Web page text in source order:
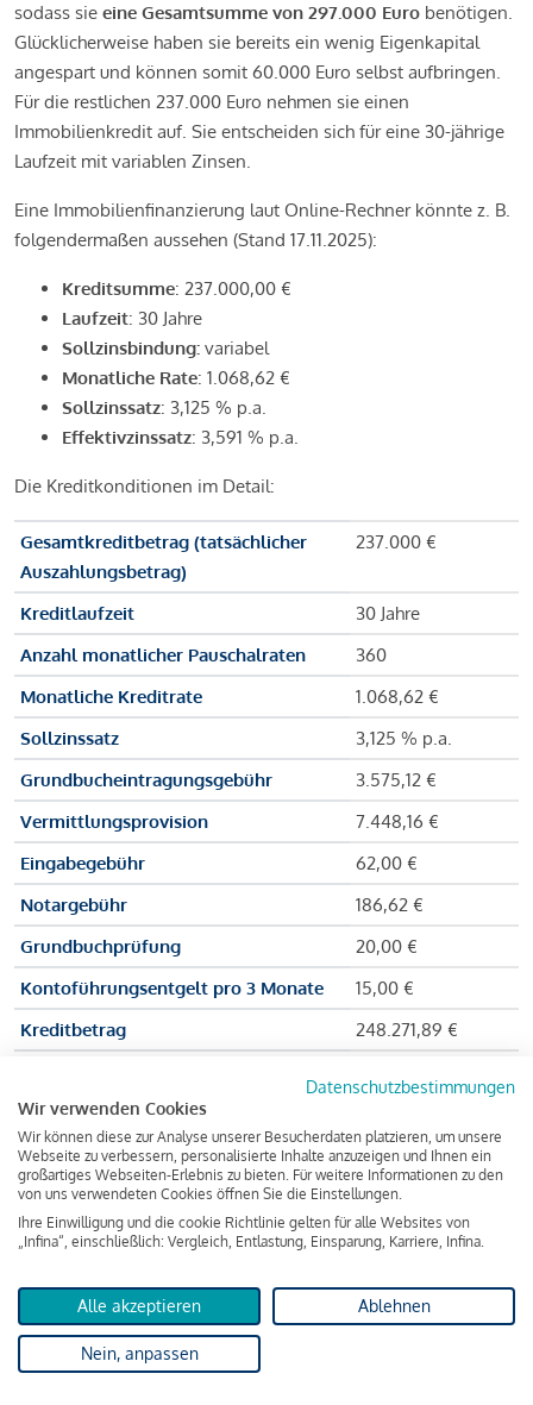
sodass sie eine Gesamtsumme von 297.000 Euro benötigen.
Glücklicherweise haben sie bereits ein wenig Eigenkapital
angespart und können somit 60.000 Euro selbst aufbringen.
Für die restlichen 237.000 Euro nehmen sie einen
Immobilienkredit auf. Sie entscheiden sich für eine 30-jährige
Laufzeit mit variablen Zinsen.
Eine Immobilienfinanzierung laut Online-Rechner könnte z. B.
folgendermaßen aussehen (Stand 17.11.2025):
Kreditsumme: 237.000,00 €
Laufzeit: 30 Jahre
Sollzinsbindung: variabel
Monatliche Rate: 1.068,62 €
Sollzinssatz: 3,125 % p.a.
Effektivzinssatz: 3,591 % p.a.
Die Kreditkonditionen im Detail:
Gesamtkreditbetrag (tatsächlicher
Auszahlungsbetrag)
237.000 €
Kreditlaufzeit
30 Jahre
Anzahl monatlicher Pauschalraten
360
Monatliche Kreditrate
1.068,62 €
Sollzinssatz
3,125 % p.a.
Grundbucheintragungsgebühr
3.575,12 €
Vermittlungsprovision
7.448,16 €
Eingabegebühr
62,00 €
Notargebühr
186,62 €
Grundbuchprüfung
20,00 €
Kontoführungsentgelt pro 3 Monate
15,00 €
Kreditbetrag
248.271,89 €
Zu zahlender Gesamtbetrag
Kreditvermittler
INFINA Credit
Broker GmbH
von 237.000 Euro ausgezahlt, um die Wohnung zu kaufen.
Darüber hinaus fallen aber noch einige Gebühren an (z. B. die
Grundbucheintragungsgebühr), sodass die Bank den
Datenschutzbestimmungen
Wir verwenden Cookies
Wir können diese zur Analyse unserer Besucherdaten platzieren, um unsere
Webseite zu verbessern, personalisierte Inhalte anzuzeigen und Ihnen ein
großartiges Webseiten-Erlebnis zu bieten. Für weitere Informationen zu den
von uns verwendeten Cookies öffnen Sie die Einstellungen.
Ihre Einwilligung und die cookie Richtlinie gelten für alle Websites von
„Infina“, einschließlich: Vergleich, Entlastung, Einsparung, Karriere, Infina.
Alle akzeptieren Ablehnen
Nein, anpassen